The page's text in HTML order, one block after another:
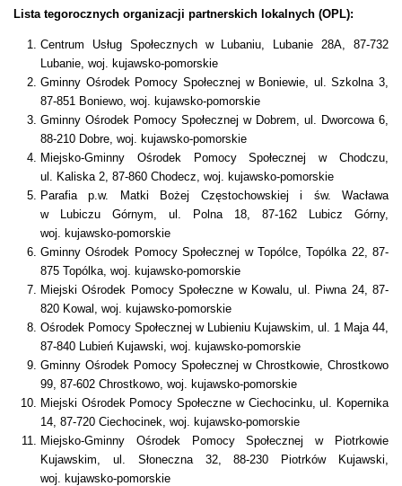
Lista tegorocznych organizacji partnerskich lokalnych (OPL):
Centrum Usług Społecznych w Lubaniu, Lubanie 28A, 87-732
Lubanie, woj. kujawsko-pomorskie
Gminny Ośrodek Pomocy Społecznej w Boniewie, ul. Szkolna 3,
87-851 Boniewo, woj. kujawsko-pomorskie
Gminny Ośrodek Pomocy Społecznej w Dobrem, ul. Dworcowa 6,
88-210 Dobre, woj. kujawsko-pomorskie
Miejsko-Gminny Ośrodek Pomocy Społecznej w Chodczu,
ul. Kaliska 2, 87-860 Chodecz, woj. kujawsko-pomorskie
Parafia p.w. Matki Bożej Częstochowskiej i św. Wacława
w Lubiczu Górnym, ul. Polna 18, 87-162 Lubicz Górny,
woj. kujawsko-pomorskie
Gminny Ośrodek Pomocy Społecznej w Topólce, Topólka 22, 87-
875 Topólka, woj. kujawsko-pomorskie
Miejski Ośrodek Pomocy Społeczne w Kowalu, ul. Piwna 24, 87-
820 Kowal, woj. kujawsko-pomorskie
Ośrodek Pomocy Społecznej w Lubieniu Kujawskim, ul. 1 Maja 44,
87-840 Lubień Kujawski, woj. kujawsko-pomorskie
Gminny Ośrodek Pomocy Społecznej w Chrostkowie, Chrostkowo
99, 87-602 Chrostkowo, woj. kujawsko-pomorskie
Miejski Ośrodek Pomocy Społeczne w Ciechocinku, ul. Kopernika
14, 87-720 Ciechocinek, woj. kujawsko-pomorskie
Miejsko-Gminny Ośrodek Pomocy Społecznej w Piotrkowie
Kujawskim, ul. Słoneczna 32, 88-230 Piotrków Kujawski,
woj. kujawsko-pomorskie